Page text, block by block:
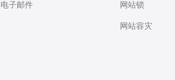
电子邮件 网站锁
网站容灾